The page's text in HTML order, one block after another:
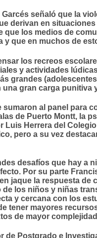
señaló que la
derivan en
que los medios de
y que en muchos de
los recreos
y actividades
grandes
gran carga
al panel para
de Puerto Montt, la
Luis Herrera del
pero a su vez
desafíos que hay a
Por su parte
jaque la respuesta
los niños y niñas
y cercana con los
tener mayores
de mayor
Postgrado e